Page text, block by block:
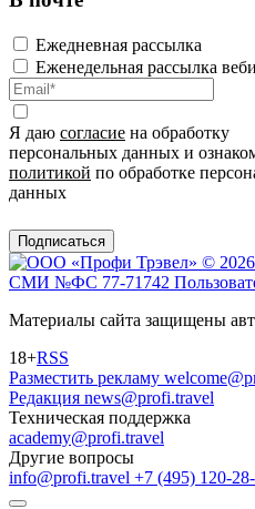
Ежедневная рассылка
Еженедельная рассылка
Я даю согласие на обработку
персональных данных и
политикой по обработке
данных
Подписаться
©
СМИ №ФС 77-71742
Материалы сайта защищены
18+RSS
Разместить рекламу
Редакция news@profi.travel
Техническая поддержка
academy@profi.travel
Другие вопросы
info@profi.travel +7 (495) 120-